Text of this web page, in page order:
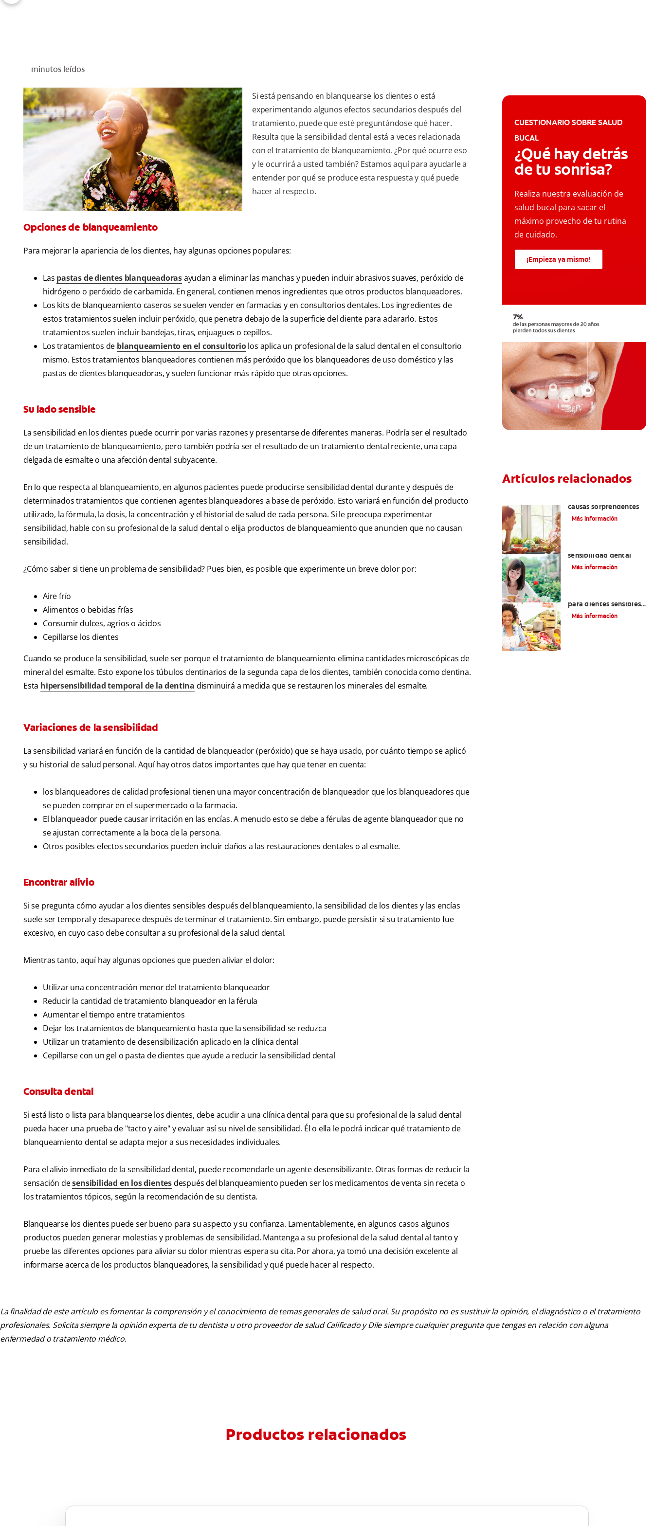
minutos leídos
Si está pensando en blanquearse los dientes o está
experimentando algunos efectos secundarios después del
tratamiento, puede que esté preguntándose qué hacer.
Resulta que la sensibilidad dental está a veces relacionada
con el tratamiento de blanqueamiento. ¿Por qué ocurre eso
y le ocurrirá a usted también? Estamos aquí para ayudarle a
entender por qué se produce esta respuesta y qué puede
hacer al respecto.
Opciones de blanqueamiento
Para mejorar la apariencia de los dientes, hay algunas opciones populares:
Las pastas de dientes blanqueadorasayudan a eliminar las manchas y pueden incluir abrasivos suaves, peróxido de
hidrógeno o peróxido de carbamida. En general, contienen menos ingredientes que otros productos blanqueadores.
Los kits de blanqueamiento caseros se suelen vender en farmacias y en consultorios dentales. Los ingredientes de
estos tratamientos suelen incluir peróxido, que penetra debajo de la superficie del diente para aclararlo. Estos
tratamientos suelen incluir bandejas, tiras, enjuagues o cepillos.
Los tratamientos de blanqueamiento en el consultoriolos aplica un profesional de la salud dental en el consultorio
mismo. Estos tratamientos blanqueadores contienen más peróxido que los blanqueadores de uso doméstico y las
pastas de dientes blanqueadoras, y suelen funcionar más rápido que otras opciones.
Su lado sensible
La sensibilidad en los dientes puede ocurrir por varias razones y presentarse de diferentes maneras. Podría ser el resultado
de un tratamiento de blanqueamiento, pero también podría ser el resultado de un tratamiento dental reciente, una capa
delgada de esmalte o una afección dental subyacente.
En lo que respecta al blanqueamiento, en algunos pacientes puede producirse sensibilidad dental durante y después de
determinados tratamientos que contienen agentes blanqueadores a base de peróxido. Esto variará en función del producto
utilizado, la fórmula, la dosis, la concentración y el historial de salud de cada persona. Si le preocupa experimentar
sensibilidad, hable con su profesional de la salud dental o elija productos de blanqueamiento que anuncien que no causan
sensibilidad.
¿Cómo saber si tiene un problema de sensibilidad? Pues bien, es posible que experimente un breve dolor por:
Aire frío
Alimentos o bebidas frías
Consumir dulces, agrios o ácidos
Cepillarse los dientes
Cuando se produce la sensibilidad, suele ser porque el tratamiento de blanqueamiento elimina cantidades microscópicas de
mineral del esmalte. Esto expone los túbulos dentinarios de la segunda capa de los dientes, también conocida como dentina.
Esta hipersensibilidad temporal de la dentina disminuirá a medida que se restauren los minerales del esmalte.
Variaciones de la sensibilidad
La sensibilidad variará en función de la cantidad de blanqueador (peróxido) que se haya usado, por cuánto tiempo se aplicó
y su historial de salud personal. Aquí hay otros datos importantes que hay que tener en cuenta:
los blanqueadores de calidad profesional tienen una mayor concentración de blanqueador que los blanqueadores que
se pueden comprar en el supermercado o la farmacia.
El blanqueador puede causar irritación en las encías. A menudo esto se debe a férulas de agente blanqueador que no
se ajustan correctamente a la boca de la persona.
Otros posibles efectos secundarios pueden incluir daños a las restauraciones dentales o al esmalte.
Encontrar alivio
Si se pregunta cómo ayudar a los dientes sensibles después del blanqueamiento, la sensibilidad de los dientes y las encías
suele ser temporal y desaparece después de terminar el tratamiento. Sin embargo, puede persistir si su tratamiento fue
excesivo, en cuyo caso debe consultar a su profesional de la salud dental.
Mientras tanto, aquí hay algunas opciones que pueden aliviar el dolor:
Utilizar una concentración menor del tratamiento blanqueador
Reducir la cantidad de tratamiento blanqueador en la férula
Aumentar el tiempo entre tratamientos
Dejar los tratamientos de blanqueamiento hasta que la sensibilidad se reduzca
Utilizar un tratamiento de desensibilización aplicado en la clínica dental
Cepillarse con un gel o pasta de dientes que ayude a reducir la sensibilidad dental
Consulta dental
Si está listo o lista para blanquearse los dientes, debe acudir a una clínica dental para que su profesional de la salud dental
pueda hacer una prueba de "tacto y aire" y evaluar así su nivel de sensibilidad. Él o ella le podrá indicar qué tratamiento de
blanqueamiento dental se adapta mejor a sus necesidades individuales.
Para el alivio inmediato de la sensibilidad dental, puede recomendarle un agente desensibilizante. Otras formas de reducir la
sensación desensibilidad en los dientesdespués del blanqueamiento pueden ser los medicamentos de venta sin receta o
los tratamientos tópicos, según la recomendación de su dentista.
Blanquearse los dientes puede ser bueno para su aspecto y su confianza. Lamentablemente, en algunos casos algunos
productos pueden generar molestias y problemas de sensibilidad. Mantenga a su profesional de la salud dental al tanto y
pruebe las diferentes opciones para aliviar su dolor mientras espera su cita. Por ahora, ya tomó una decisión excelente al
informarse acerca de los productos blanqueadores, la sensibilidad y qué puede hacer al respecto.
CUESTIONARIO SOBRE SALUD
BUCAL
¿Qué hay detrás
de tu sonrisa?
Realiza nuestra evaluación de
salud bucal para sacar el
máximo provecho de tu rutina
de cuidado.
¡Empieza ya mismo!
Artículos relacionados
causas sorprendentes
Más información
sensibilidad dental
Más información
para dientes sensibles:
¿Qué contiene?
Más información
La finalidad de este artículo es fomentar la comprensión y el conocimiento de temas generales de salud oral. Su propósito no es sustituir la opinión, el diagnóstico o el tratamiento
profesionales. Solicita siempre la opinión experta de tu dentista u otro proveedor de salud Calificado y Dile siempre cualquier pregunta que tengas en relación con alguna
enfermedad o tratamiento médico.
Productos relacionados